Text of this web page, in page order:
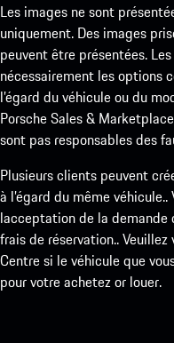
Les images ne sont
uniquement. Des images
peuvent être présentées.
nécessairement les options
l’égard du véhicule ou du
Porsche Sales &
sont pas responsables des
Plusieurs clients peuvent
à l’égard du même
lacceptation de la
frais de réservation..
Centre si le véhicule que
pour votre achetez or louer.